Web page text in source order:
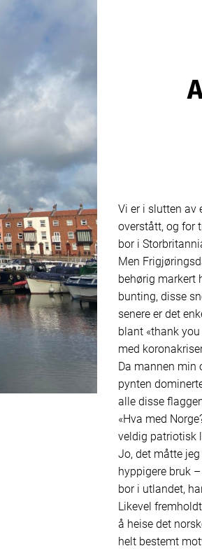
Vi er i slutten av
overstått, og for
bor i
Men
behørig markert
bunting, disse
senere er det
blant «thank
med
Da mannen min
pynten
alle disse
«Hva med
veldig patriotisk
Jo, det måtte
hyppigere bruk
bor i utlandet,
Likevel
å heise det
helt bestemt